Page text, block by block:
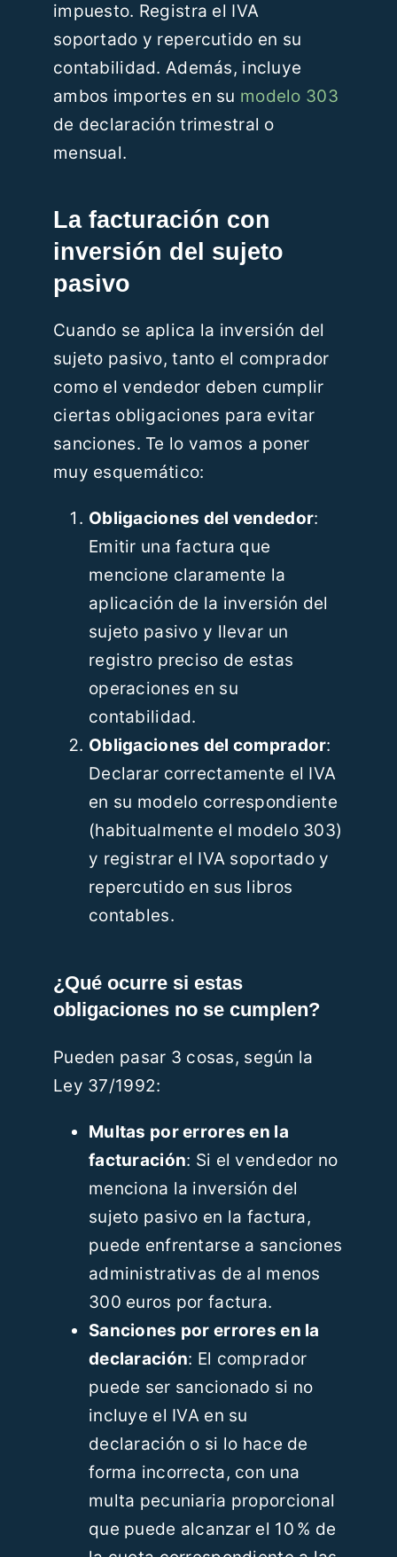
impuesto. Registra el IVA
soportado y repercutido en su
contabilidad. Además, incluye
ambos importes en su modelo 303
de declaración trimestral o
mensual.
La facturación con
inversión del sujeto
pasivo
Cuando se aplica la inversión del
sujeto pasivo, tanto el comprador
como el vendedor deben cumplir
ciertas obligaciones para evitar
sanciones. Te lo vamos a poner
muy esquemático:
Obligaciones del vendedor:
Emitir una factura que
mencione claramente la
aplicación de la inversión del
sujeto pasivo y llevar un
registro preciso de estas
operaciones en su
contabilidad.
Obligaciones del comprador:
Declarar correctamente el IVA
en su modelo correspondiente
(habitualmente el modelo 303)
y registrar el IVA soportado y
repercutido en sus libros
contables.
¿Qué ocurre si estas
obligaciones no se cumplen?
Pueden pasar 3 cosas, según la
Ley 37/1992:
Multas por errores en la
facturación: Si el vendedor no
menciona la inversión del
sujeto pasivo en la factura,
puede enfrentarse a sanciones
administrativas de al menos
300 euros por factura.
Sanciones por errores en la
declaración: El comprador
puede ser sancionado si no
incluye el IVA en su
declaración o si lo hace de
forma incorrecta, con una
multa pecuniaria proporcional
que puede alcanzar el 10 % de